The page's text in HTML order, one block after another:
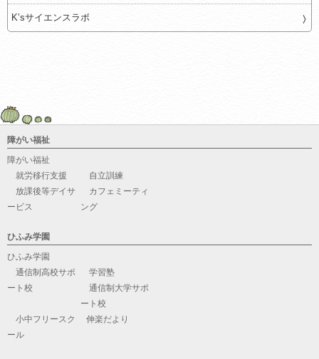
K’sサイエンスラボ
障がい福祉
障がい福祉
就労移行支援
自立訓練
放課後等デイサ
ービス
カフェミーティ
ング
ひふみ学園
ひふみ学園
通信制高校サポ
ート校
学習塾
通信制大学サポ
ート校
小中フリースク
ール
伸楽だより